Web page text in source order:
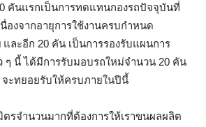
คันแรกเป็นการทดแทนกองรถปัจจุบันที่
องจากอายุการใช้งานครบกำหนด
ละอีก 20 คัน เป็นการรองรับแผนการ
ๆ นี้ ได้มีการรับมอบรถใหม่จำนวน 20 คัน
จะทยอยรับให้ครบภายในปีนี้
รจำนวนมากที่ต้องการให้เราขนผลผลิต